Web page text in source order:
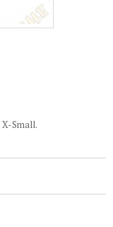
X-Small.